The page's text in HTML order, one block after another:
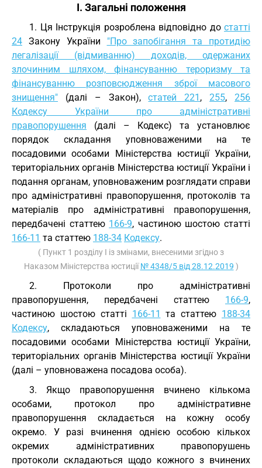
І. Загальні положення
1. Ця Інструкція розроблена відповідно до статті
24 Закону України "Про запобігання та протидію
легалізації (відмиванню) доходів, одержаних
злочинним шляхом, фінансуванню тероризму та
фінансуванню розповсюдження зброї масового
знищення" (далі – Закон),статей 221 ,255,256
Кодексу України про адміністративні
правопорушення (далі – Кодекс) та установлює
порядок складання уповноваженими на те
посадовими особами Міністерства юстиції України,
територіальних органів Міністерства юстиції України і
подання органам, уповноваженим розглядати справи
про адміністративні правопорушення, протоколів та
матеріалів про адміністративні правопорушення,
передбачені статтею 166-9, частиною шостою статті
166-11 та статтею 188-34 Кодексу.
( Пункт 1 розділу I із змінами, внесеними згідно з
Наказом Міністерства юстиції№ 4348/5 від 28.12.2019 )
2. Протоколи про адміністративні
правопорушення, передбачені статтею 166-9,
частиною шостою статті 166-11 та статтею 188-34
Кодексу, складаються уповноваженими на те
посадовими особами Міністерства юстиції України,
територіальних органів Міністерства юстиції України
(далі – уповноважена посадова особа).
3. Якщо правопорушення вчинено кількома
особами, протокол про адміністративне
правопорушення складається на кожну особу
окремо. У разі вчинення однією особою кількох
окремих адміністративних правопорушень
протоколи складаються щодо кожного з вчинених